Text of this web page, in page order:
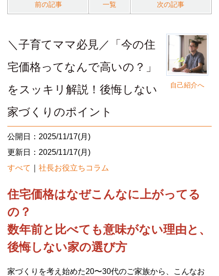
前の記事 一覧 次の記事
自己紹介へ
＼子育てママ必見／「今の住
宅価格ってなんで高いの？」
をスッキリ解説！後悔しない
家づくりのポイント
公開日：2025/11/17(月)
更新日：2025/11/17(月)
すべて
社長お役立ちコラム
住宅価格はなぜこんなに上がってる
の？
数年前と比べても意味がない理由と、
後悔しない家の選び方
家づくりを考え始めた20〜30代のご家族から、こんなお